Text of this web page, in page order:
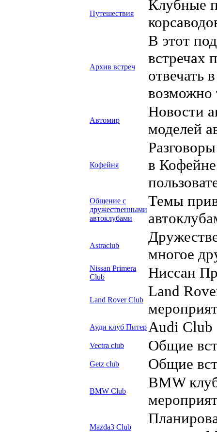
Путешествия
Клубные
Архив встреч
В этот
встречах
отвечать
возможно
Автомир
Новости
моделей
Кофейня
в
Общение с
дружественными
автоклубами
Темы
Astraclub
многое
Nissan Primera
Club
Ниссан
Land Rover Club
Land
Ауди клуб ПитерAudi Club
Vectra club Общие
Getz club Общие
BMW Club
BMW
Mazda3 Club